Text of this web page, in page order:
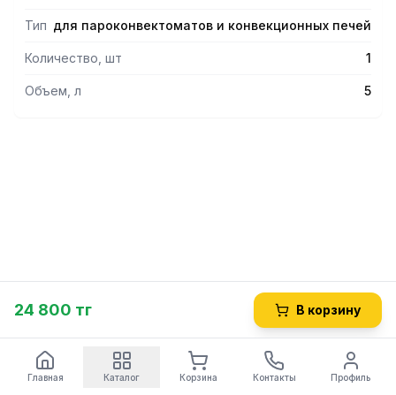
Тип для пароконвектоматов и конвекционных печей
Количество, шт 1
Объем, л 5
24 800 тг В корзину
Главная Каталог Корзина Контакты Профиль